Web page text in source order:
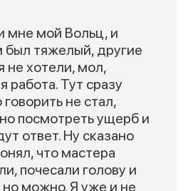
мне мой Вольц, и
был тяжелый, другие
не хотели, мол,
Тут сразу
не стал,
посмотреть ущерб и
ответ. Ну сказано
что мастера
почесали голову и
но можно. Я уже и не